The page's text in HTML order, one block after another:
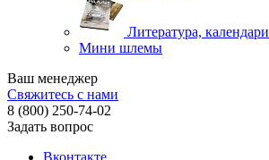
Литература, календари
Мини шлемы
Ваш менеджер
Свяжитесь с нами
8 (800) 250-74-02
Задать вопрос
Вконтакте